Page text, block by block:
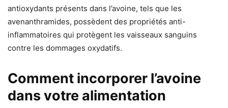
antioxydants présents dans l’avoine, tels que les
avenanthramides, possèdent des propriétés anti-
inflammatoires qui protègent les vaisseaux sanguins
contre les dommages oxydatifs.
Comment incorporer l’avoine
dans votre alimentation